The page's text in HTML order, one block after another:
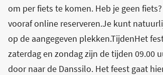
om per fiets te komen. Heb je geen
vooraf online reserveren.Je kunt
op de aangegeven plekken.TijdenHet
zaterdag en zondag zijn de tijden 09.00
door naar de Danssilo. Het feest gaat